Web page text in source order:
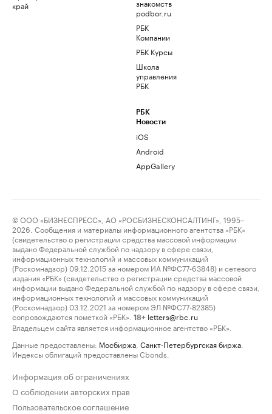
край
знакомств
podbor.ru
РБК
Компании
РБК Курсы
Школа
управления
РБК
РБК
Новости
iOS
Android
AppGallery
© ООО «БИЗНЕСПРЕСС», АО «РОСБИЗНЕСКОНСАЛТИНГ», 1995–
2026. Сообщения и материалы информационного агентства «РБК»
(свидетельство о регистрации средства массовой информации
выдано Федеральной службой по надзору в сфере связи,
информационных технологий и массовых коммуникаций
(Роскомнадзор) 09.12.2015 за номером ИА №ФС77-63848) и сетевого
издания «РБК» (свидетельство о регистрации средства массовой
информации выдано Федеральной службой по надзору в сфере связи,
информационных технологий и массовых коммуникаций
(Роскомнадзор) 03.12.2021 за номером ЭЛ №ФС77-82385)
сопровождаются пометкой «РБК».
18+ letters@rbc.ru
Владельцем сайта является информационное агентство «РБК».
Данные предоставлены: Мосбиржа Санкт-Петербургская биржа
Индексы облигаций предоставлены Cbonds.
Информация об ограничениях
О соблюдении авторских прав
Пользовательское соглашение